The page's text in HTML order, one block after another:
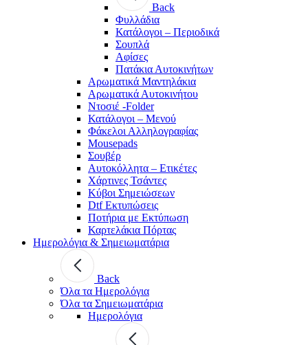
Back
Φυλλάδια
Κατάλογοι – Περιοδικά
Σουπλά
Αφίσες
Πατάκια Αυτοκινήτων
Αρωματικά Μαντηλάκια
Αρωματικά Αυτοκινήτου
Ντοσιέ -Folder
Κατάλογοι – Μενού
Φάκελοι Αλληλογραφίας
Mousepads
Σουβέρ
Αυτοκόλλητα – Ετικέτες
Χάρτινες Τσάντες
Κύβοι Σημειώσεων
Dtf Εκτυπώσεις
Ποτήρια με Εκτύπωση
Καρτελάκια Πόρτας
Ημερολόγια & Σημειωματάρια
Back
Όλα τα Ημερολόγια
Όλα τα Σημειωματάρια
Ημερολόγια